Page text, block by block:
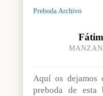
Preboda Archivo
Aquí os dejamos
preboda de esta